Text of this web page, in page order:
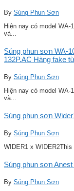
By Súng Phun Sơn
Hiện nay có model WA-
và...
Súng phun sơn WA-
132P.AC Hàng fake
By Súng Phun Sơn
Hiện nay có model WA-
và...
Súng phun sơn
By Súng Phun Sơn
WIDER1 x
Súng phun sơn
By Súng Phun Sơn